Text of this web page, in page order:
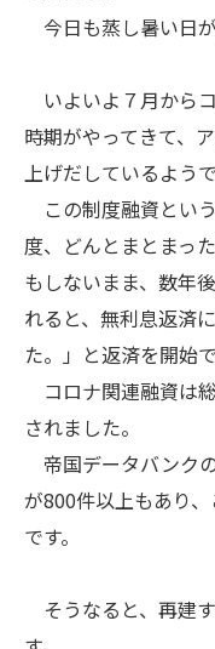
今日も蒸し暑い日が
いよいよ７月から
時期がやってきて、
上げだしているようで
この制度融資とい
度、どんとまとまっ
もしないまま、数年
れると、無利息返済
た。」と返済を開始
コロナ関連融資は
されました。
帝国データバンク
が800件以上もあり
です。
そうなると、再建